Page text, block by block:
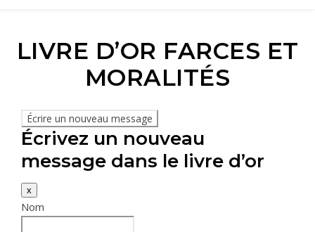
LIVRE D’OR FARCES ET
MORALITÉS
Écrivez un nouveau
message dans le livre d’or
x
Nom